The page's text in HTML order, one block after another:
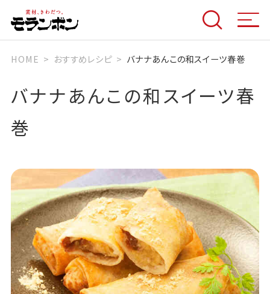
HOME おすすめレシピ バナナあんこの和スイーツ春巻
バナナあんこの和スイーツ春
巻